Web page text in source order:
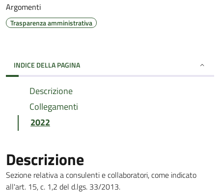
Argomenti
Trasparenza amministrativa
INDICE DELLA PAGINA
Descrizione
Collegamenti
2022
Descrizione
Sezione relativa a consulenti e collaboratori, come indicato
all'art. 15, c. 1,2 del d.lgs. 33/2013.